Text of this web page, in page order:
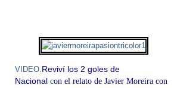
VIDEO. Reviví los 2 goles de
Nacional con el relato de Javier Moreira con